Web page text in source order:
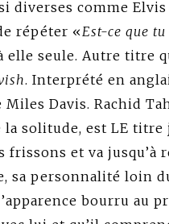
diverses comme Elvis
répéter «Est-ce que
elle seule. Autre titre
. Interprété en
Davis. Rachid
la solitude, est LE titre
et va jusqu’à
sa personnalité loin
bourru au